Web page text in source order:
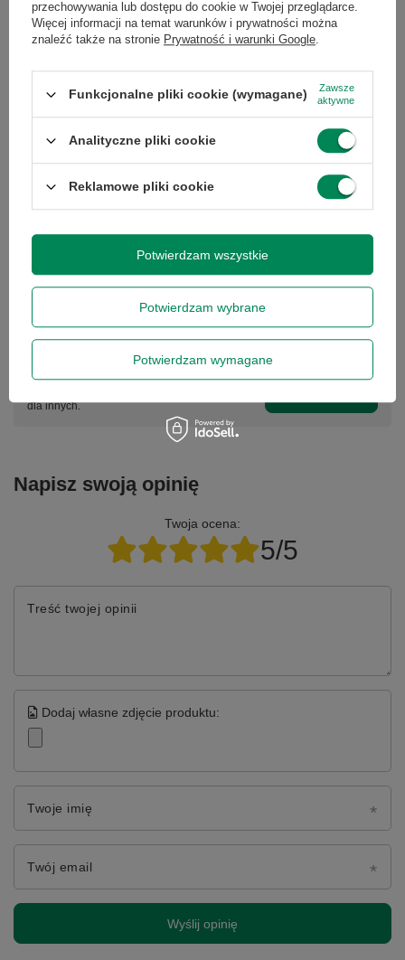
Podmiot odpowiedzialny|Informacje o bezpieczeństwie
GWARANCJA NA 12 MIESIĘCY
Gwarantujemy naprawę lub wymianę sprzętu do 12 miesięcy od
daty zakupu. Prosimy o kontakt telefoniczny ze sklepem, aby
określić krótko naturę problemu, a następnie za pośrednictwem
Gwarancja nie obejmuje lampy projektora, tuszy, tonerów,
głowic drukarek - stanowią one części eksploatacyjne tych
urządzeń, zgodnie z warunkami gwarancji producenta.
Gwarancja na baterię laptopa wynosi 3 miesiące - czas pracy
baterii min. 1h.
Potrzebujesz pomocy? Masz pytania?
Zadaj pytanie a my odpowiemy niezwłocznie,
dla innych.
Napisz swoją opinię
Twoja ocena:
5/5
Treść twojej opinii
Dodaj własne zdjęcie produktu:
Twoje imię
Twój email
Wyślij opinię
przechowywania lub dostępu do cookie w Twojej przeglądarce.
Więcej informacji na temat warunków i prywatności można
znaleźć także na stronie Prywatność i warunki Google.
Funkcjonalne pliki cookie (wymagane)
Zawsze
aktywne
Analityczne pliki cookie
Reklamowe pliki cookie
Potwierdzam wybrane
Potwierdzam wymagane
Potwierdzam wszystkie